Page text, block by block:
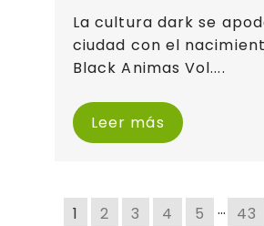
La cultura dark se
ciudad con el
Black Animas Vol....
Leer más
1 2 3 4 5 … 43